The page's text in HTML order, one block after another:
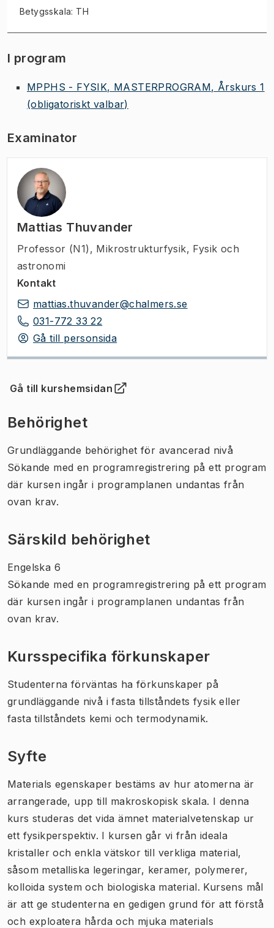
Betygsskala: TH
I program
MPPHS - FYSIK, MASTERPROGRAM, Årskurs 1
(obligatoriskt valbar)
Examinator
Mattias Thuvander
Professor (N1) , Mikrostrukturfysik, Fysik och
astronomi
Kontakt
mattias.thuvander@chalmers.se
031-772 33 22
Gå till personsida
Gå till kurshemsidan
(Öppnas i ny flik)
Behörighet
Grundläggande behörighet för avancerad nivå
Sökande med en programregistrering på ett program
där kursen ingår i programplanen undantas från
ovan krav.
Särskild behörighet
Engelska 6
Sökande med en programregistrering på ett program
där kursen ingår i programplanen undantas från
ovan krav.
Kursspecifika förkunskaper
Studenterna förväntas ha förkunskaper på
grundläggande nivå i fasta tillståndets fysik eller
fasta tillståndets kemi och termodynamik.
Syfte
Materials egenskaper bestäms av hur atomerna är
arrangerade, upp till makroskopisk skala. I denna
kurs studeras det vida ämnet materialvetenskap ur
ett fysikperspektiv. I kursen går vi från ideala
kristaller och enkla vätskor till verkliga material,
såsom metalliska legeringar, keramer, polymerer,
kolloida system och biologiska material. Kursens mål
är att ge studenterna en gedigen grund för att förstå
och exploatera hårda och mjuka materials